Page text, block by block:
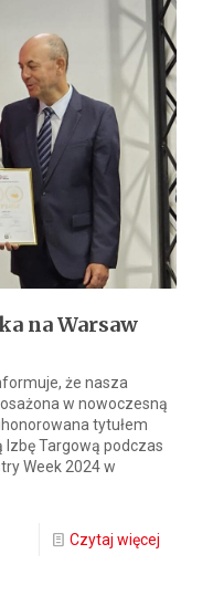
na Warsaw
że nasza
w nowoczesną
tytułem
Izbę Targową podczas
Week 2024 w
Czytaj więcej